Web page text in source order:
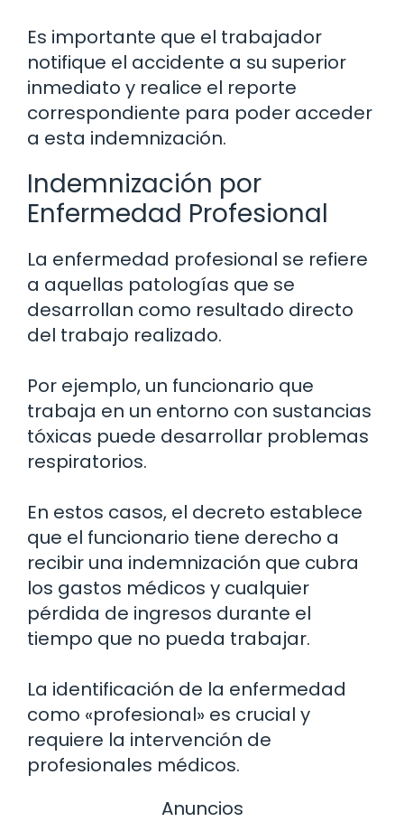
Es importante que el trabajador
notifique el accidente a su superior
inmediato y realice el reporte
correspondiente para poder acceder
a esta indemnización.
Indemnización por
Enfermedad Profesional
La enfermedad profesional se refiere
a aquellas patologías que se
desarrollan como resultado directo
del trabajo realizado.
Por ejemplo, un funcionario que
trabaja en un entorno con sustancias
tóxicas puede desarrollar problemas
respiratorios.
En estos casos, el decreto establece
que el funcionario tiene derecho a
recibir una indemnización que cubra
los gastos médicos y cualquier
pérdida de ingresos durante el
tiempo que no pueda trabajar.
La identificación de la enfermedad
como «profesional» es crucial y
requiere la intervención de
profesionales médicos.
Anuncios